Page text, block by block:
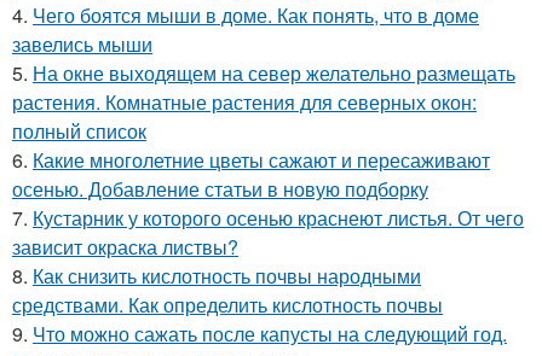
4. Чего боятся мыши в доме. Как понять, что в доме
завелись мыши
5. На окне выходящем на север желательно размещать
растения. Комнатные растения для северных окон:
полный список
6. Какие многолетние цветы сажают и пересаживают
осенью. Добавление статьи в новую подборку
7. Кустарник у которого осенью краснеют листья. От чего
зависит окраска листвы?
8. Как снизить кислотность почвы народными
средствами. Как определить кислотность почвы
9. Что можно сажать после капусты на следующий год.